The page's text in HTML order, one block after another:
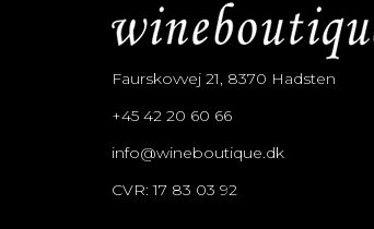
Faurskovvej 21, 8370 Hadsten
+45 42 20 60 66
info@wineboutique.dk
CVR: 17 83 03 92